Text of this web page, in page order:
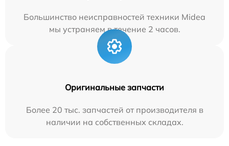
Большинство неисправностей техники Midea
мы устраняем в течение 2 часов.
Оригинальные запчасти
Более 20 тыс. запчастей от производителя в
наличии на собственных складах.